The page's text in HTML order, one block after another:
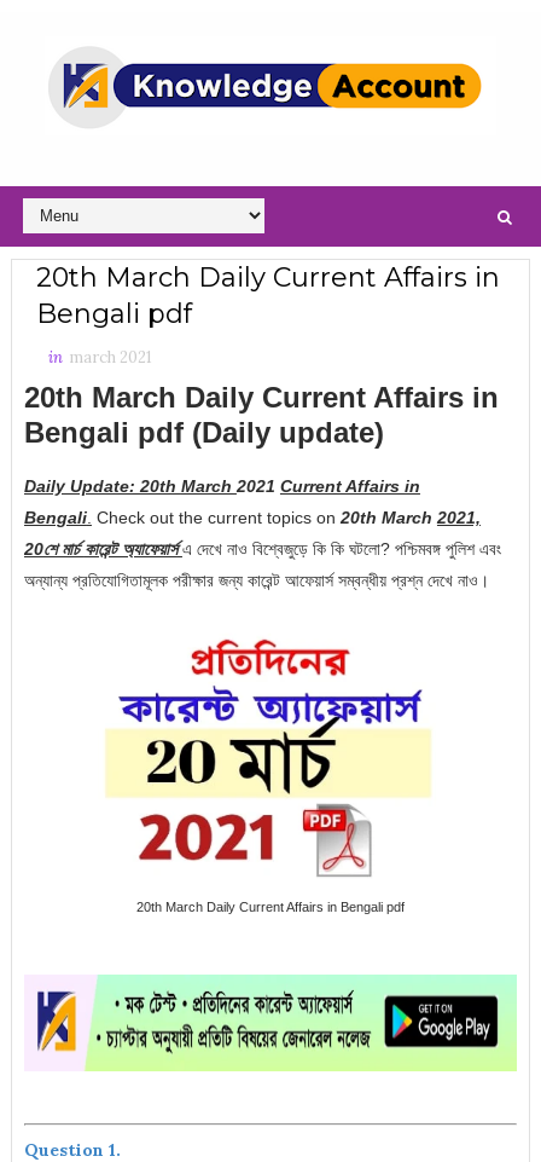
20th March Daily Current Affairs in
Bengali pdf
in march 2021
20th March Daily Current Affairs in
Bengali pdf (Daily update)
Daily Update: 20th March 2021 Current Affairs in
Bengali. Check out the current topics on 20th March 2021,
20শে মার্চকারেন্ট অ্যাফেয়ার্স এ দেখে নাও বিশ্বেজুড়ে কি কি ঘটলো? পশ্চিমবঙ্গ পুলিশ এবং
অন্যান্য প্রতিযোগিতামূলক পরীক্ষার জন্য কারেন্ট আফেয়ার্স সম্বন্ধীয় প্রশ্ন দেখে নাও।
20th March Daily Current Affairs in Bengali pdf
Question 1.